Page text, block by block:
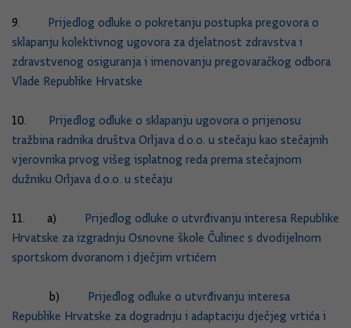
9. Prijedlog odluke o pokretanju postupka pregovora o
sklapanju kolektivnog ugovora za djelatnost zdravstva i
zdravstvenog osiguranja i imenovanju pregovaračkog odbora
Vlade Republike Hrvatske
10. Prijedlog odluke o sklapanju ugovora o prijenosu
tražbina radnika društva Orljava d.o.o. u stečaju kao stečajnih
vjerovnika prvog višeg isplatnog reda prema stečajnom
dužniku Orljava d.o.o. u stečaju
11. a) Prijedlog odluke o utvrđivanju interesa Republike
Hrvatske za izgradnju Osnovne škole Čulinec s dvodijelnom
sportskom dvoranom i dječjim vrtićem
b) Prijedlog odluke o utvrđivanju interesa
Republike Hrvatske za dogradnju i adaptaciju dječjeg vrtića i